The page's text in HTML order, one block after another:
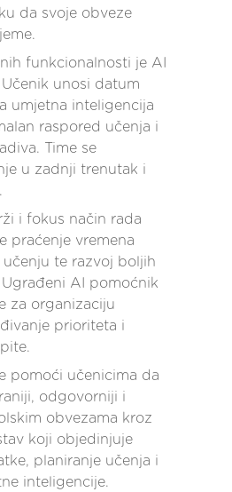
da svoje obveze
funkcionalnosti je AI
unosi datum
umjetna inteligencija
raspored učenja i
Time se
u zadnji trenutak i
i fokus način rada
praćenje vremena
te razvoj boljih
AI pomoćnik
za organizaciju
prioriteta i
pomoći učenicima da
odgovorniji i
obvezama kroz
koji objedinjuje
planiranje učenja i
inteligencije.